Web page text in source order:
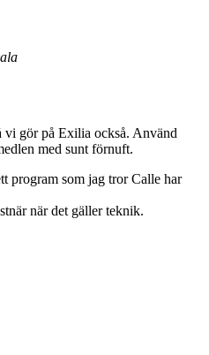
vi gör på Exilia också. Använd
med sunt förnuft.
program som jag tror Calle har
när det gäller teknik.